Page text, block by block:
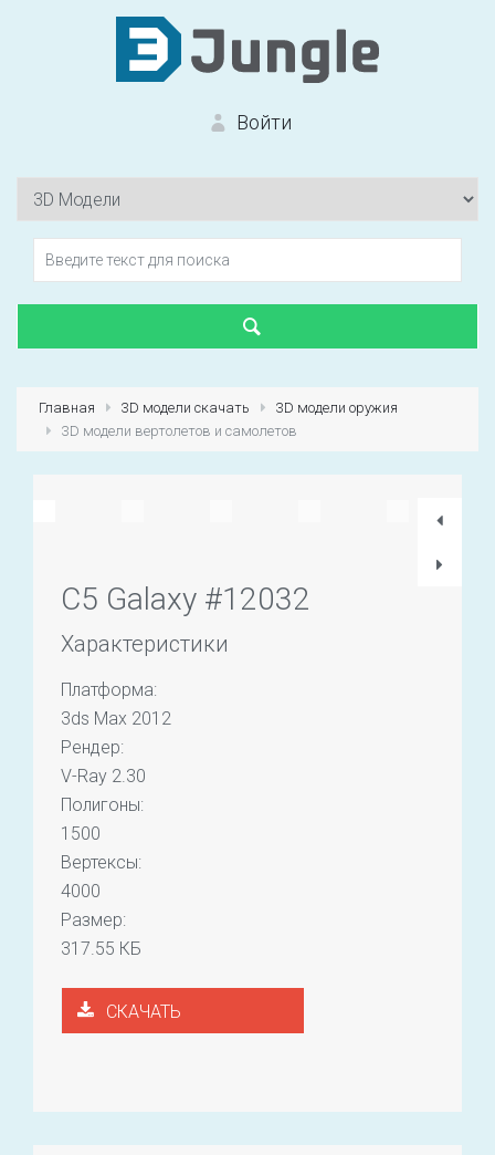
Войти
Первый раз?
Главная 3D модели скачать
3D модели оружия
3D модели вертолетов и самолетов
C5 Galaxy #12032
Характеристики
Платформа:
3ds Max 2012
Рендер:
V-Ray 2.30
Полигоны:
1500
Вертексы:
4000
Размер:
317.55 КБ
СКАЧАТЬ